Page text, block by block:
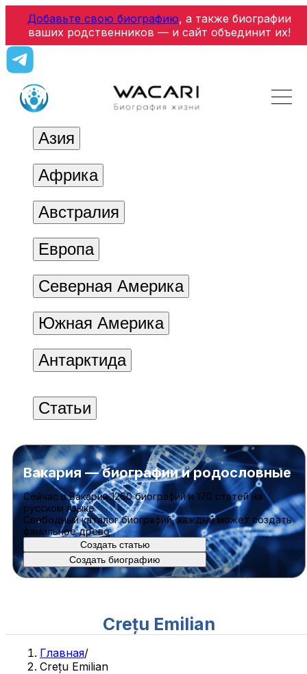
Добавьте свою биографию, а также биографии
ваших родственников — и сайт объединит их!
Азия
Африка
Австралия
Европа
Северная Америка
Южная Америка
Антарктида
Статьи
Вакария — биографии и родословные
Cейчас в Вакарии1260 биографийи170 статейна
русском языке
Свободный каталог биографий, каждый может создать
фамильное древо
Создать статью
Создать биографию
Crețu Emilian
Главная/
Crețu Emilian